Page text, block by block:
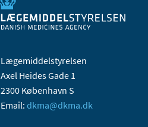
Lægemiddelstyrelsen
Axel Heides Gade 1
2300 København S
Email: dkma@dkma.dk